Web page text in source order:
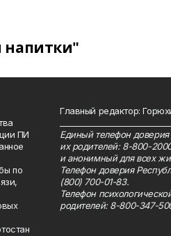
напитки"
ПИ
по
Главный редактор:
Единый телефон доверия
их родителей: 8-800-
и анонимный для всех
Телефон доверия
(800) 700-01-83.
Телефон
родителей: 8-800-347-